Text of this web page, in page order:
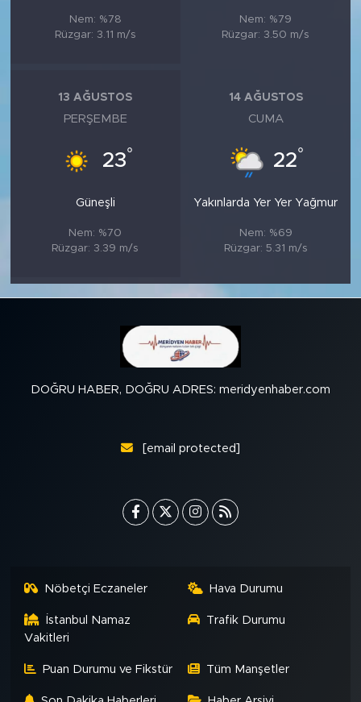
Nem: %78
Rüzgar: 3.11 m/s
Nem: %79
Rüzgar: 3.50 m/s
13 AĞUSTOS
PERŞEMBE
23°
Güneşli
Nem: %70
Rüzgar: 3.39 m/s
14 AĞUSTOS
CUMA
22°
Yakınlarda Yer Yer Yağmur
Nem: %69
Rüzgar: 5.31 m/s
DOĞRU HABER, DOĞRU ADRES: meridyenhaber.com
[email protected]
Nöbetçi Eczaneler Hava Durumu
İstanbul Namaz
Vakitleri
Trafik Durumu
Puan Durumu ve Fikstür Tüm Manşetler